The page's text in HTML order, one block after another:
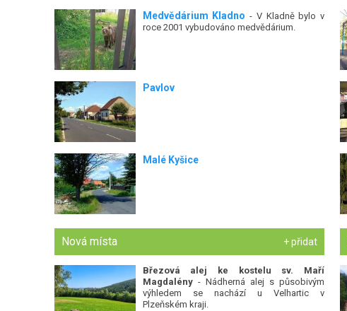
Medvědárium Kladno - V Kladně bylo v
roce 2001 vybudováno medvědárium.
Pavlov
Malé Kyšice
Nová místa + přidat
Březová alej ke kostelu sv. Maří
Magdalény- Nádherná alej s působivým
výhledem se nachází u Velhartic v
Plzeňském kraji.